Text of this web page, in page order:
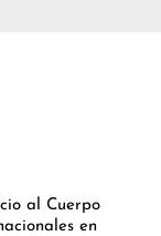
al Cuerpo
en